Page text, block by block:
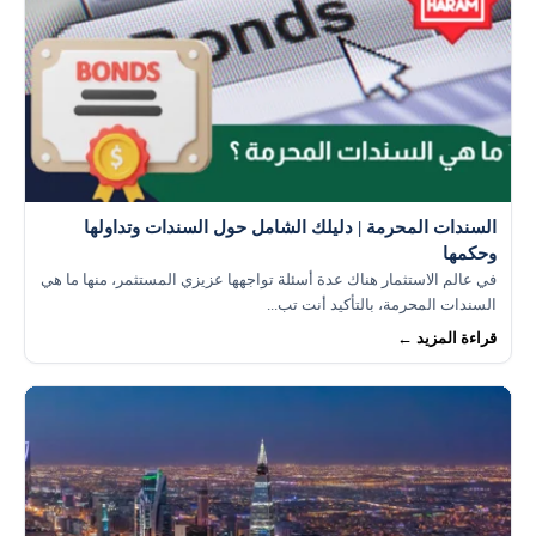
السندات المحرمة | دليلك الشامل حول السندات وتداولها
وحكمها
في عالم الاستثمار هناك عدة أسئلة تواجهها عزيزي المستثمر، منها ما هي
السندات المحرمة، بالتأكيد أنت تب...
قراءة المزيد ←